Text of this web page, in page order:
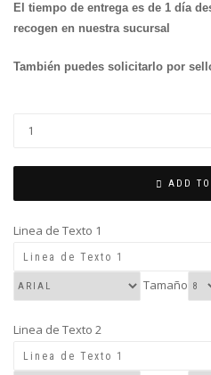
El tiempo de entrega es de 1 día
recogen en nuestra sucursal
También puedes solicitarlo por
quantity
ADD
Linea de Texto 1
Tamaño
Linea de Texto 2